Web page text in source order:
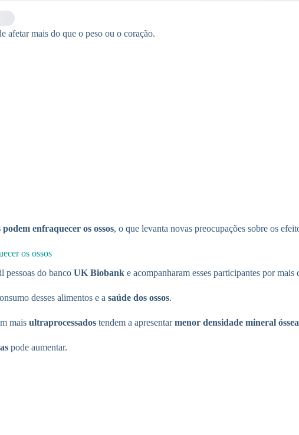
afetar mais do que o peso ou o coração.
enfraquecer os ossos, o que levanta novas preocupações sobre os
os ossos
pessoas do banco UK Biobank e acompanharam esses participantes por mais
desses alimentos e a saúde dos ossos.
mais ultraprocessados tendem a apresentarmenor densidade mineral óssea
pode aumentar.